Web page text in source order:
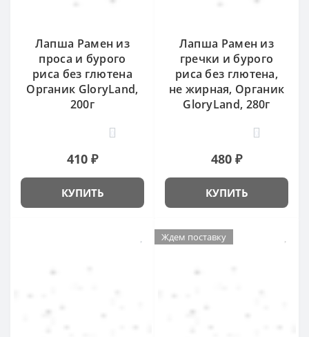
Лапша Рамен из
проса и бурого
риса без глютена
Органик GloryLand,
200г
410 ₽
КУПИТЬ
Лапша Рамен из
гречки и бурого
риса без глютена,
не жирная, Органик
GloryLand, 280г
480 ₽
КУПИТЬ
Ждем поставку